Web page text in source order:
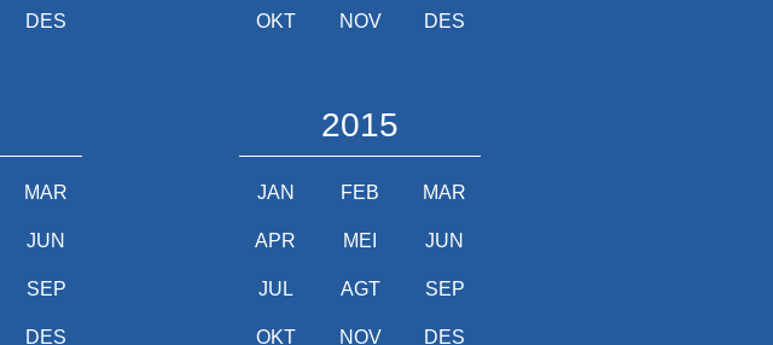
DES OKT NOV DES
MAR
JUN
SEP
DES
2015
JAN FEB MAR
APR MEI JUN
JUL AGT SEP
OKT NOV DES